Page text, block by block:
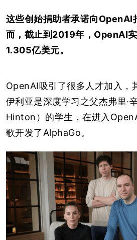
这些创始捐助者承诺向OpenAI
而，截止到2019年，OpenAI
1.305亿美元。
OpenAI吸引了很多人才加入，
伊利亚是深度学习之父杰弗里·
Hinton）的学生，在进入
歌开发了AlphaGo。